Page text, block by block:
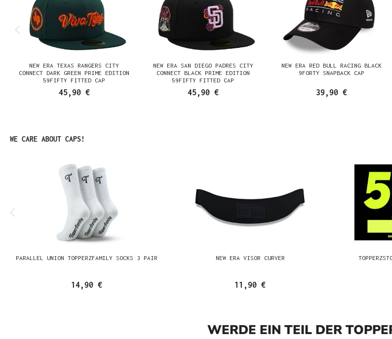
NEW ERA TEXAS RANGERS CITY
CONNECT DARK GREEN PRIME EDITION
59FIFTY FITTED CAP
45,90 €
NEW ERA SAN DIEGO PADRES CITY
CONNECT BLACK PRIME EDITION
59FIFTY FITTED CAP
45,90 €
NEW ERA RED BULL RACING BLACK
9FORTY SNAPBACK CAP
39,90 €
Produktgalerie überspringen
WE CARE ABOUT CAPS!
PARALLEL UNION TOPPERZFAMILY SOCKS 3 PAIR
14,90 €
NEW ERA VISOR CURVER
11,90 €
WERDE EIN TEIL DER